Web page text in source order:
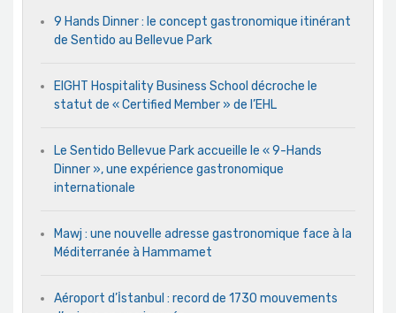
9 Hands Dinner : le concept gastronomique itinérant
de Sentido au Bellevue Park
EIGHT Hospitality Business School décroche le
statut de « Certified Member » de l’EHL
Le Sentido Bellevue Park accueille le « 9-Hands
Dinner », une expérience gastronomique
internationale
Mawj : une nouvelle adresse gastronomique face à la
Méditerranée à Hammamet
Aéroport d’İstanbul : record de 1730 mouvements